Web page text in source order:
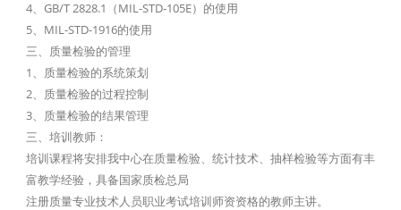
4、GB/T 2828.1（MIL-STD-105E）的使用
5、MIL-STD-1916的使用
三、质量检验的管理
1、质量检验的系统策划
2、质量检验的过程控制
3、质量检验的结果管理
三、培训教师：
培训课程将安排我中心在质量检验、统计技术、抽样检验等方面有丰
富教学经验，具备国家质检总局
注册质量专业技术人员职业考试培训师资资格的教师主讲。